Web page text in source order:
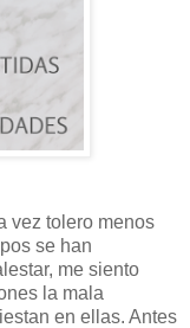
vez tolero menos
se han
me siento
la mala
en ellas. Antes